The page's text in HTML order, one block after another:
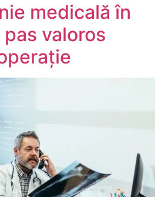
Norsk
medicală în
valoros